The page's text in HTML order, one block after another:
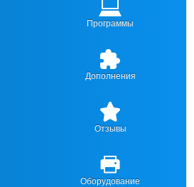
Программы
Дополнения
Отзывы
Оборудование